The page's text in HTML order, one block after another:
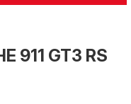
911 GT3 RS